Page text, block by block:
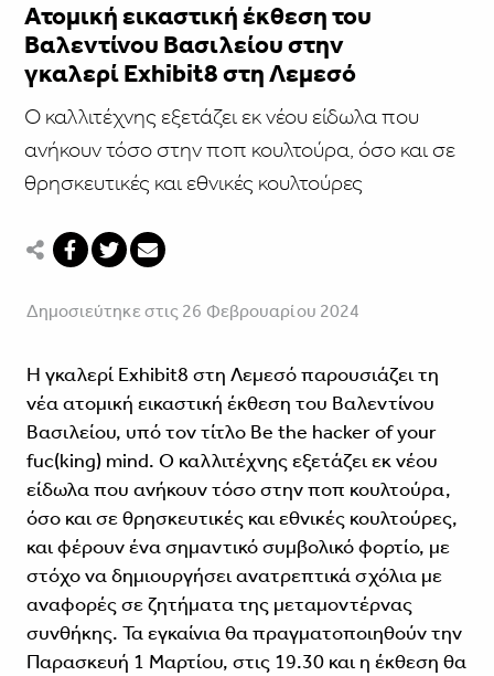
Ατομική εικαστική έκθεση του
Βαλεντίνου Βασιλείου στην
γκαλερί Exhibit8 στη Λεμεσό
Ο καλλιτέχνης εξετάζει εκ νέου είδωλα που
ανήκουν τόσο στην ποπ κουλτούρα, όσο και σε
θρησκευτικές και εθνικές κουλτούρες
Δημοσιεύτηκε στις 26 Φεβρουαρίου 2024
Η γκαλερί Exhibit8 στη Λεμεσό παρουσιάζει τη
νέα ατομική εικαστική έκθεση του Βαλεντίνου
Βασιλείου, υπό τον τίτλο Be the hacker of your
fuc(king) mind. Ο καλλιτέχνης εξετάζει εκ νέου
είδωλα που ανήκουν τόσο στην ποπ κουλτούρα,
όσο και σε θρησκευτικές και εθνικές κουλτούρες,
και φέρουν ένα σημαντικό συμβολικό φορτίο, με
στόχο να δημιουργήσει ανατρεπτικά σχόλια με
αναφορές σε ζητήματα της μεταμοντέρνας
συνθήκης. Τα εγκαίνια θα πραγματοποιηθούν την
Παρασκευή 1 Μαρτίου, στις 19.30 και η έκθεση θα